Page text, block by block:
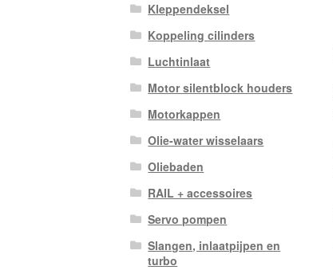
Kleppendeksel
Koppeling cilinders
Luchtinlaat
Motor silentblock houders
Motorkappen
Olie-water wisselaars
Oliebaden
RAIL + accessoires
Servo pompen
Slangen, inlaatpijpen en
turbo